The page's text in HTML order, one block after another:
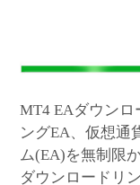
MT4 EAダウン
ングEA、仮想通
ム(EA)を無制限
ダウンロードリ